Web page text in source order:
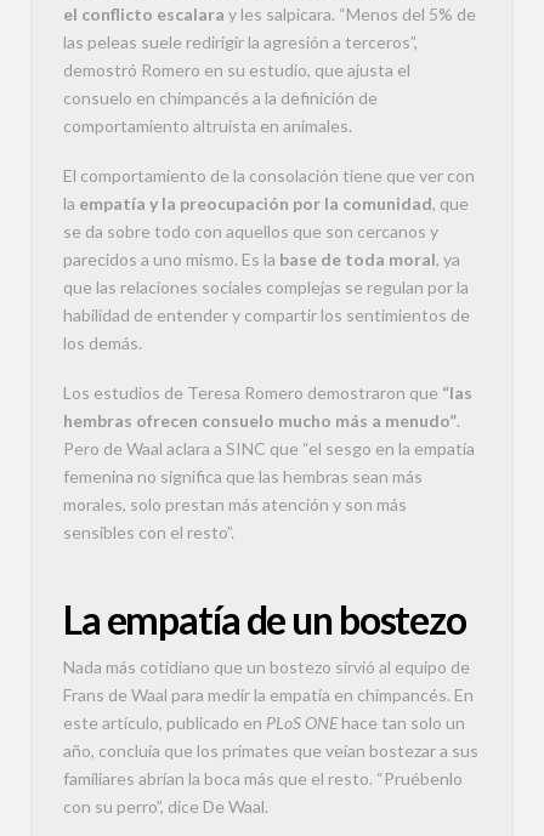
el conflicto escalara y les salpicara. “Menos del 5% de
las peleas suele redirigir la agresión a terceros”,
demostró Romero en su estudio, que ajusta el
consuelo en chimpancés a la definición de
comportamiento altruista en animales.
El comportamiento de la consolación tiene que ver con
la empatía y la preocupación por la comunidad, que
se da sobre todo con aquellos que son cercanos y
parecidos a uno mismo. Es la base de toda moral, ya
que las relaciones sociales complejas se regulan por la
habilidad de entender y compartir los sentimientos de
los demás.
Los estudios de Teresa Romero demostraron que “las
hembras ofrecen consuelo mucho más a menudo”.
Pero de Waal aclara a SINC que “el sesgo en la empatía
femenina no significa que las hembras sean más
morales, solo prestan más atención y son más
sensibles con el resto”.
La empatía de un bostezo
Nada más cotidiano que un bostezo sirvió al equipo de
Frans de Waal para medir la empatía en chimpancés. En
este artículo, publicado en PLoS ONEhace tan solo un
año, concluía que los primates que veían bostezar a sus
familiares abrían la boca más que el resto. “Pruébenlo
con su perro”, dice De Waal.